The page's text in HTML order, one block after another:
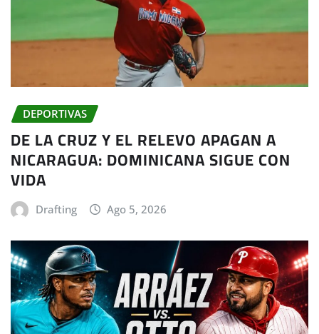
DEPORTIVAS
DE LA CRUZ Y EL RELEVO APAGAN A
NICARAGUA: DOMINICANA SIGUE CON
VIDA
Drafting Ago 5, 2026